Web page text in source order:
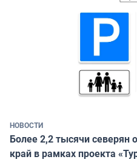
НОВОСТИ
Более 2,2 тысячи северян
край в рамках проекта